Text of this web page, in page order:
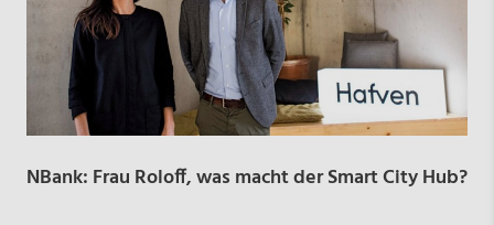
NBank: Frau Roloff, was macht der Smart City Hub?